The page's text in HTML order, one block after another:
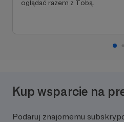
oglądać razem z Tobą.
Kup wsparcie na
Podaruj znajomemu